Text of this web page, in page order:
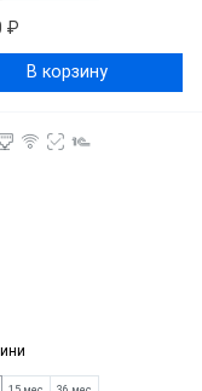
₽
В корзину